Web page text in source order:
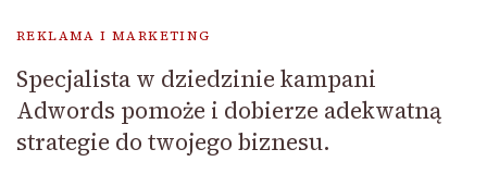
REKLAMA I MARKETING
Specjalista w dziedzinie kampani
Adwords pomoże i dobierze adekwatną
strategie do twojego biznesu.